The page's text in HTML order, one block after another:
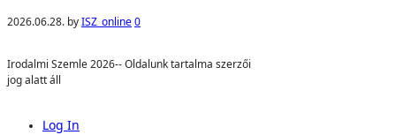
2026.06.28. byISZ_online0
Irodalmi Szemle 2026-- Oldalunk tartalma szerzői
jog alatt áll
Log In